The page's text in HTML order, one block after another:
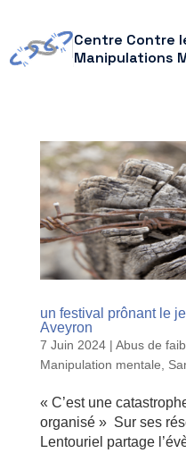
Centre Contre
Manipulations
un festival prônant le
Aveyron
7 Juin 2024| Abus de
Manipulation mentale,
« C’est une
organisé » Sur ses
Lentouriel partage